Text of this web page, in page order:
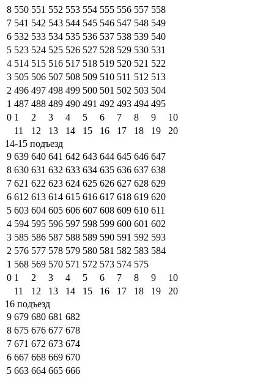
8 550 551 552 553 554 555 556 557 558
7 541 542 543 544 545 546 547 548 549
6 532 533 534 535 536 537 538 539 540
5 523 524 525 526 527 528 529 530 531
4 514 515 516 517 518 519 520 521 522
3 505 506 507 508 509 510 511 512 513
2 496 497 498 499 500 501 502 503 504
1 487 488 489 490 491 492 493 494 495
0 1 2 3 4 5 6 7 8 9
10
11
12 13 14 15 16 17 18 19
20
14-15 подъезд
9 639 640 641 642 643 644 645 646 647
8 630 631 632 633 634 635 636 637 638
7 621 622 623 624 625 626 627 628 629
6 612 613 614 615 616 617 618 619 620
5 603 604 605 606 607 608 609 610 611
4 594 595 596 597 598 599 600 601 602
3 585 586 587 588 589 590 591 592 593
2 576 577 578 579 580 581 582 583 584
1 568 569 570 571 572 573 574 575
0 1 2 3 4 5 6 7 8 9
10
11
12 13 14 15 16 17 18 19
20
16 подъезд
9 679 680 681 682
8 675 676 677 678
7 671 672 673 674
6 667 668 669 670
5 663 664 665 666